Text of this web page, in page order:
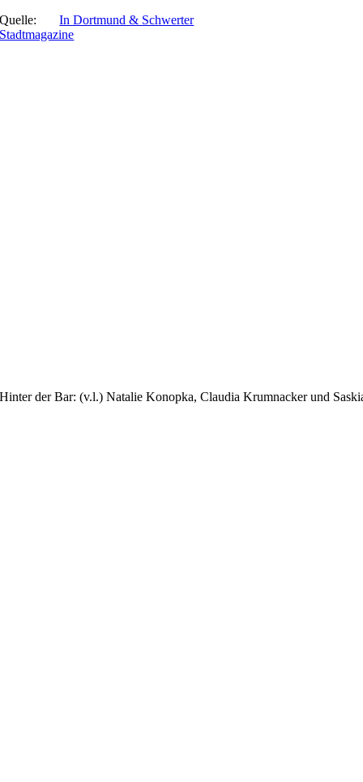
Quelle:In Dortmund & Schwerter
Stadtmagazine
Hinter der Bar: (v.l.) Natalie Konopka, Claudia Krumnacker und